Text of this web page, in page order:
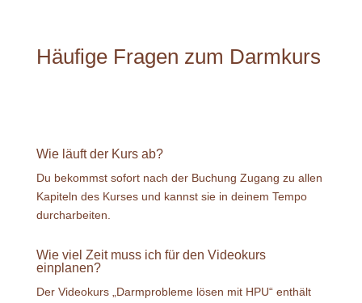
Häufige Fragen zum Darmkurs
Wie läuft der Kurs ab?
Du bekommst sofort nach der Buchung Zugang zu allen
Kapiteln des Kurses und kannst sie in deinem Tempo
durcharbeiten.
Wie viel Zeit muss ich für den Videokurs
einplanen?
Der Videokurs „Darmprobleme lösen mit HPU“ enthält